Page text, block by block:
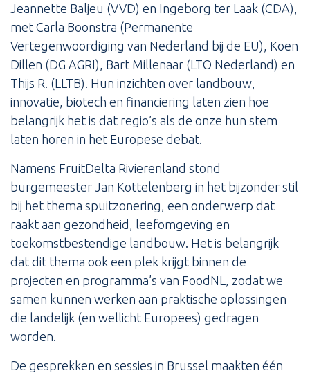
Jeannette Baljeu (VVD) en Ingeborg ter Laak (CDA),
met Carla Boonstra (Permanente
Vertegenwoordiging van Nederland bij de EU), Koen
Dillen (DG AGRI), Bart Millenaar (LTO Nederland) en
Thijs R. (LLTB). Hun inzichten over landbouw,
innovatie, biotech en financiering laten zien hoe
belangrijk het is dat regio’s als de onze hun stem
laten horen in het Europese debat.
Namens FruitDelta Rivierenland stond
burgemeester Jan Kottelenberg in het bijzonder stil
bij het thema spuitzonering, een onderwerp dat
raakt aan gezondheid, leefomgeving en
toekomstbestendige landbouw. Het is belangrijk
dat dit thema ook een plek krijgt binnen de
projecten en programma’s van FoodNL, zodat we
samen kunnen werken aan praktische oplossingen
die landelijk (en wellicht Europees) gedragen
worden.
De gesprekken en sessies in Brussel maakten één